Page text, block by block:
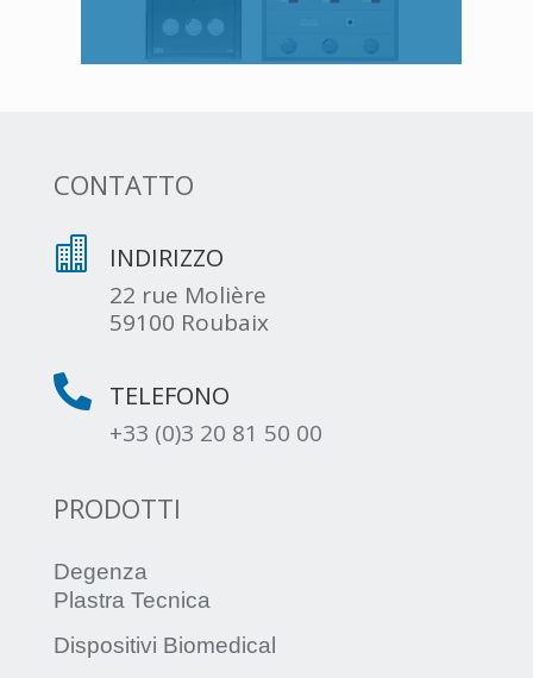
CONTATTO
 INDIRIZZO
22 rue Molière
59100 Roubaix
 TELEFONO
+33 (0)3 20 81 50 00
PRODOTTI
Degenza
Plastra Tecnica
Dispositivi Biomedical